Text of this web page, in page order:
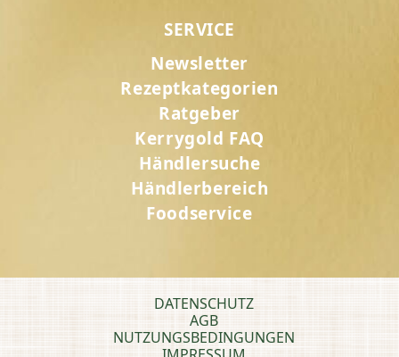
SERVICE
Newsletter
Rezeptkategorien
Ratgeber
Kerrygold FAQ
Händlersuche
Händlerbereich
Foodservice
DATENSCHUTZ
AGB
NUTZUNGSBEDINGUNGEN